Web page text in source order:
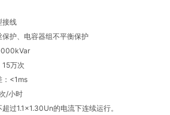
接线
护、电容器组不平衡保护
15万次
<1ms
次/小时
超过1.1×1.30Un的电流下连续运行。